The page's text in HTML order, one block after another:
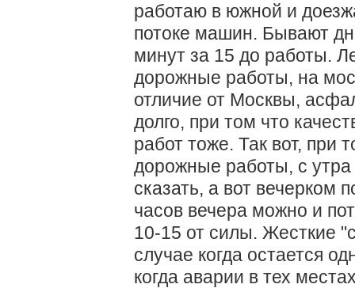
работаю в южной и
потоке машин. Бывают
минут за 15 до работы.
дорожные работы, на
отличие от Москвы,
долго, при том что
работ тоже. Так вот, при
дорожные работы, с
сказать, а вот вечерком
часов вечера можно и
10-15 от силы. Жесткие
случае когда остается
когда аварии в тех